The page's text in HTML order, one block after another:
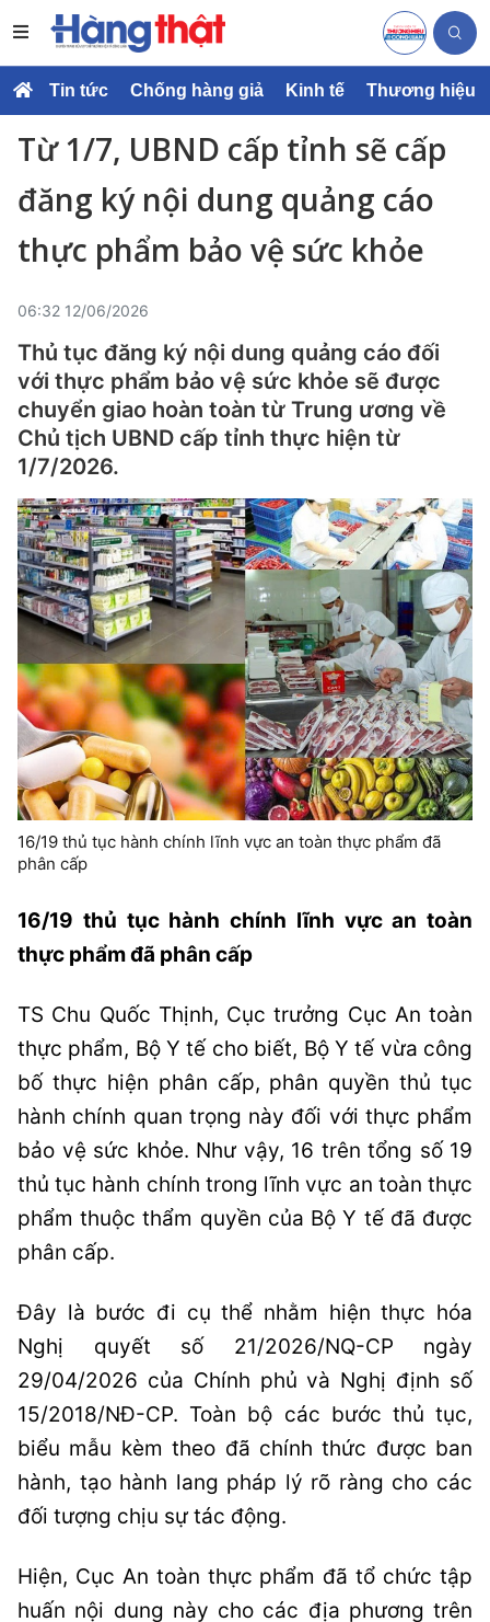
Tin tức Chống hàng giả Kinh tế Thương hiệu
Từ 1/7, UBND cấp tỉnh sẽ cấp
đăng ký nội dung quảng cáo
thực phẩm bảo vệ sức khỏe
06:32 12/06/2026
Thủ tục đăng ký nội dung quảng cáo đối
với thực phẩm bảo vệ sức khỏe sẽ được
chuyển giao hoàn toàn từ Trung ương về
Chủ tịch UBND cấp tỉnh thực hiện từ
1/7/2026.
16/19 thủ tục hành chính lĩnh vực an toàn thực phẩm đã
phân cấp
16/19 thủ tục hành chính lĩnh vực an toàn
thực phẩm đã phân cấp
TS Chu Quốc Thịnh, Cục trưởng Cục An toàn
thực phẩm, Bộ Y tế cho biết, Bộ Y tế vừa công
bố thực hiện phân cấp, phân quyền thủ tục
hành chính quan trọng này đối với thực phẩm
bảo vệ sức khỏe. Như vậy, 16 trên tổng số 19
thủ tục hành chính trong lĩnh vực an toàn thực
phẩm thuộc thẩm quyền của Bộ Y tế đã được
phân cấp.
Đây là bước đi cụ thể nhằm hiện thực hóa
Nghị quyết số 21/2026/NQ-CP ngày
29/04/2026 của Chính phủ và Nghị định số
15/2018/NĐ-CP. Toàn bộ các bước thủ tục,
biểu mẫu kèm theo đã chính thức được ban
hành, tạo hành lang pháp lý rõ ràng cho các
đối tượng chịu sự tác động.
Hiện, Cục An toàn thực phẩm đã tổ chức tập
huấn nội dung này cho các địa phương trên